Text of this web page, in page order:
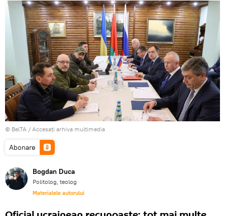
© BelTA / Accesați arhiva multimedia
Abonare
Bogdan Duca
Politolog, teolog
Materialele autorului